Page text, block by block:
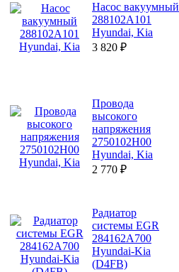
Насос вакуумный
288102A101
Hyundai, Kia
3 820 ₽
Провода
высокого
напряжения
2750102H00
Hyundai, Kia
2 770 ₽
Радиатор
системы EGR
284162A700
Hyundai-Kia
(D4FB)